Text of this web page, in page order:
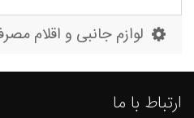
لوازم جانبی و اقلام
ارتباط با ما